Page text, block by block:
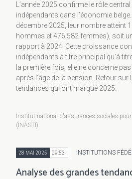
L’année 2025 confirme le rôle
indépendants dans l’économie belge.
décembre 2025, leur nombre atteint
hommes et 476.582 femmes), soit
rapport à 2024. Cette croissance
indépendants à titre principal qu’à
la première fois, elle ne concerne
après l’âge de la pension. Retour
tendances qui ont marqué 2025.
Institut national d'assurances sociales
(INASTI)
28 MAI 2025 09:53 INSTITUTIONS
Analyse des grandes